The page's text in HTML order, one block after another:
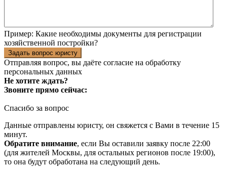
Пример: Какие необходимы документы для регистрации
хозяйственной постройки?
Задать вопрос юристу
Отправляя вопрос, вы даёте согласие на обработку
персональных данных
Не хотите ждать?
Звоните прямо сейчас:
Спасибо за вопрос
Данные отправлены юристу, он свяжется с Вами в течение 15
минут.
Обратите внимание, если Вы оставили заявку после 22:00
(для жителей Москвы, для остальных регионов после 19:00),
то она будут обработана на следующий день.